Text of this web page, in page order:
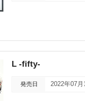
L -fifty-
発売日 2022年07月